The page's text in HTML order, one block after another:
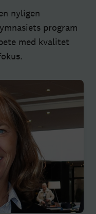
nyligen
program
med kvalitet